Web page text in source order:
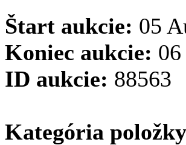
Štart aukcie: 05
Koniec aukcie:
ID aukcie: 88563
Kategória